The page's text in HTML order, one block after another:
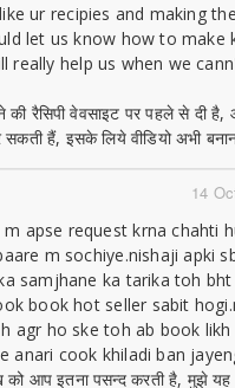
ur recipies and making
let us know how to make
really help us when we
की रैसिपी वेवसाइट पर पहले से दी
हैं, इसके लिये वीडियो अभी
14
apse request krna chahti
m sochiye.nishaji apki
samjhane ka tarika toh
book hot seller sabit
agr ho ske toh ab book
anari cook khiladi ban
को आप इतना पसन्द करती है, मुझे यह